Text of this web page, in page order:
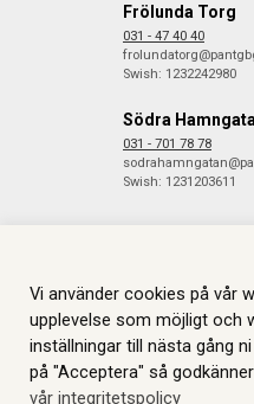
Frölunda Torg
031 - 47 40 40
Swish: 1232242980
Södra
031 - 701 78 78
Swish: 1231203611
© 2026 Göteborgs Pantbank.
om Cookies.
Vi använder cookies på vår
upplevelse som möjligt och
inställningar till nästa gång
på "Acceptera" så
vår integritetspolicy